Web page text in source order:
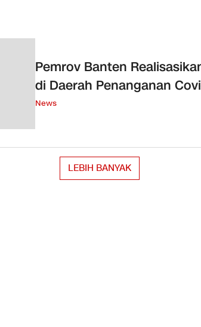
Pemrov Banten
di Daerah Penanganan
News
LEBIH BANYAK